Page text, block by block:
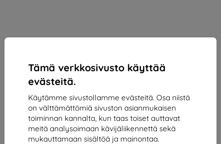
Tämä verkkosivusto käyttää
evästeitä.
Käytämme sivustollamme evästeitä. Osa niistä
on välttämättömiä sivuston asianmukaisen
toiminnan kannalta, kun taas toiset auttavat
meitä analysoimaan kävijäliikennettä sekä
mukauttamaan sisältöä ja mainontaa.
3mk Silky Matt Pro Protective film for Honor 400